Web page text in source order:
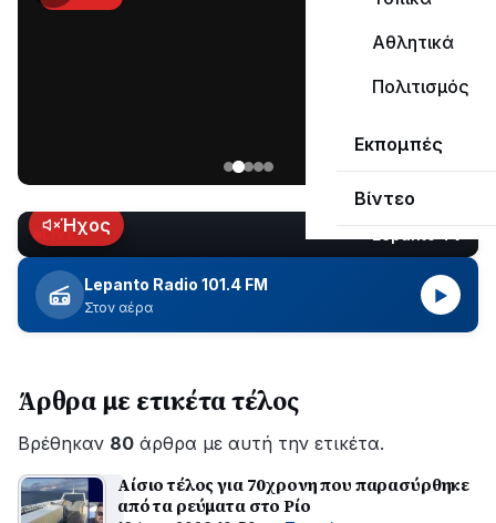
Αθλητικά
Πολιτισμός
Εκπομπές
Βίντεο
Κωτσανά
για
τα
μεγάλα
έργα
LIVEΉχος
Lepanto Radio 101.4 FM
Στον αέρα
▶
Άρθρα με ετικέτα τέλος
Βρέθηκαν 80 άρθρα με αυτή την ετικέτα.
Αίσιο τέλος για 70χρονη που παρασύρθηκε
από τα ρεύματα στο Ρίο